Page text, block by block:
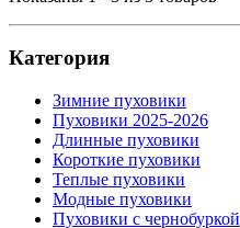
Категория
Зимние пуховики
Пуховики 2025-2026
Длинные пуховики
Короткие пуховики
Теплые пуховики
Модные пуховики
Пуховики с чернобуркой